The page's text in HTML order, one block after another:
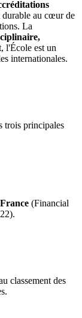
durable au cœur de
La
l'École est un
internationales.
trois principales
(Financial
classement des